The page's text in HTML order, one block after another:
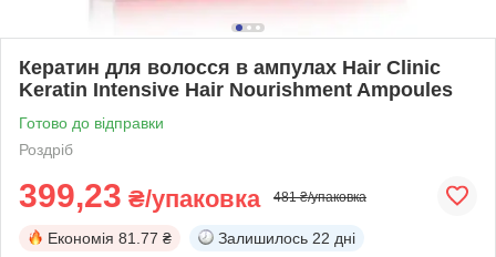
Кератин для волосся в ампулах Hair Clinic
Keratin Intensive Hair Nourishment Ampoules
Готово до відправки
Роздріб
399,23 ₴/упаковка 481 ₴/упаковка
Економія 81.77 ₴ Залишилось 22 дні